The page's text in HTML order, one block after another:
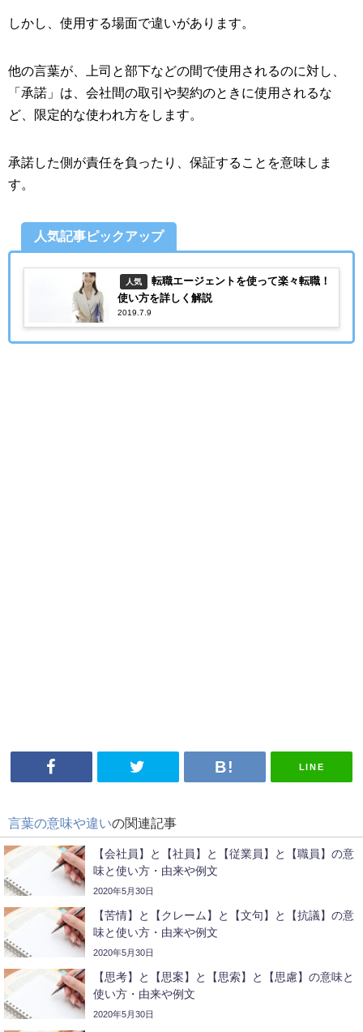
しかし、使用する場面で違いがあります。
他の言葉が、上司と部下などの間で使用されるのに対し、
「承諾」は、会社間の取引や契約のときに使用されるな
ど、限定的な使われ方をします。
承諾した側が責任を負ったり、保証することを意味しま
す。
人気記事ピックアップ
人気
転職エージェントを使って楽々転職！
使い方を詳しく解説
2019.7.9
LINE
言葉の意味や違いの関連記事
【会社員】と【社員】と【従業員】と【職員】の意
味と使い方・由来や例文
2020年5月30日
【苦情】と【クレーム】と【文句】と【抗議】の意
味と使い方・由来や例文
2020年5月30日
【思考】と【思案】と【思索】と【思慮】の意味と
使い方・由来や例文
2020年5月30日